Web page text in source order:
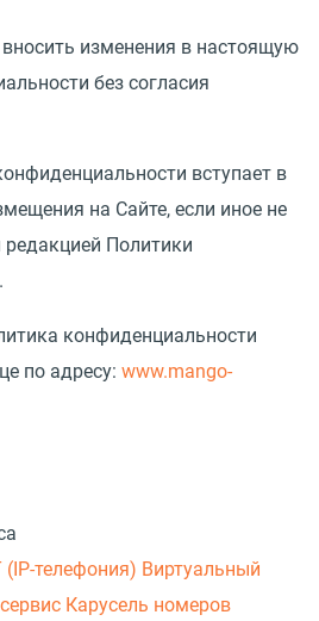
изменения в настоящую
без согласия
вступает в
на Сайте, если иное не
Политики
конфиденциальности
по адресу: www.mango-
(IP-телефония) Виртуальный
Карусель номеров